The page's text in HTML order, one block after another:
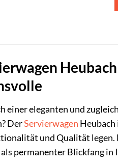
einer eleganten und
DerServierwagen
und Qualität legen.
permanenter Blickfang in